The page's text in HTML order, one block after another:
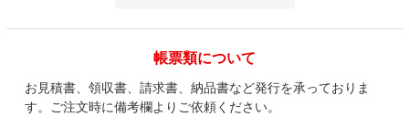
帳票類について
お見積書、領収書、請求書、納品書など発行を承っておりま
す。ご注文時に備考欄よりご依頼ください。